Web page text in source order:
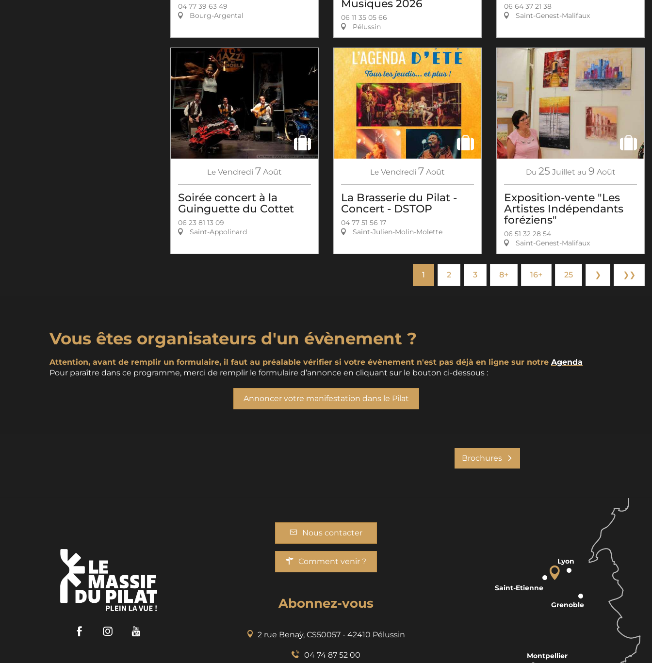
04 77 39 63 49
Bourg-Argental
Musiques 2026
06 11 35 05 66
Pélussin
06 64 37 21 38
Saint-Genest-Malifaux
Le Vendredi 7 Août
Soirée concert à la
Guinguette du Cottet
06 23 81 13 09
Saint-Appolinard
Le Vendredi 7 Août
La Brasserie du Pilat -
Concert - DSTOP
04 77 51 56 17
Saint-Julien-Molin-Molette
Du 25 Juillet au 9 Août
Exposition-vente "Les
Artistes Indépendants
foréziens"
06 51 32 28 54
Saint-Genest-Malifaux
1 2 3 8+ 16+ 25 ❯ ❯❯
Vous êtes organisateurs d'un évènement ?
Attention, avant de remplir un formulaire, il faut au préalable vérifier si votre évènement n'est pas déjà en ligne sur notre Agenda
Pour paraître dans ce programme, merci de remplir le formulaire d’annonce en cliquant sur le bouton ci-dessous :
Annoncer votre manifestation dans le Pilat
Brochures
FacebookInstagram
Nous contacter
Comment venir ?
Abonnez-vous
2 rue Benaÿ, CS50057 - 42410 Pélussin
04 74 87 52 00
Lyon
Grenoble
Montpellier
Saint-Etienne